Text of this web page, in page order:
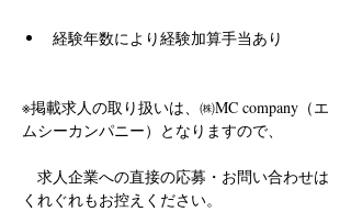
経験年数により経験加算手当あり
※掲載求人の取り扱いは、㈱MC company（エ
ムシーカンパニー）となりますので、
求人企業への直接の応募・お問い合わせは
くれぐれもお控えください。